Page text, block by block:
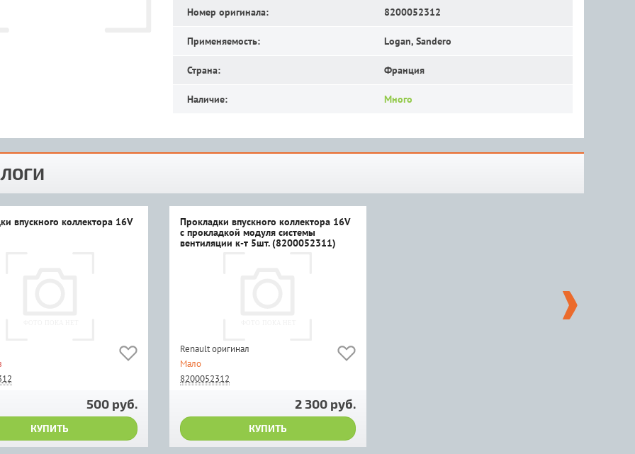
Номер оригинала: 8200052312
Применяемость: Logan, Sandero
Страна: Франция
Наличие: Много
впускного коллектора 16V
500 руб.
КУПИТЬ
Прокладки впускного коллектора 16V
с прокладкой модуля системы
вентиляции к-т 5шт. (8200052311)
Renault оригинал
Мало
8200052312
2 300 руб.
КУПИТЬ